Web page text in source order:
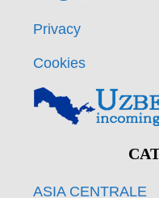
Privacy
Cookies
ASIA CENTRALE